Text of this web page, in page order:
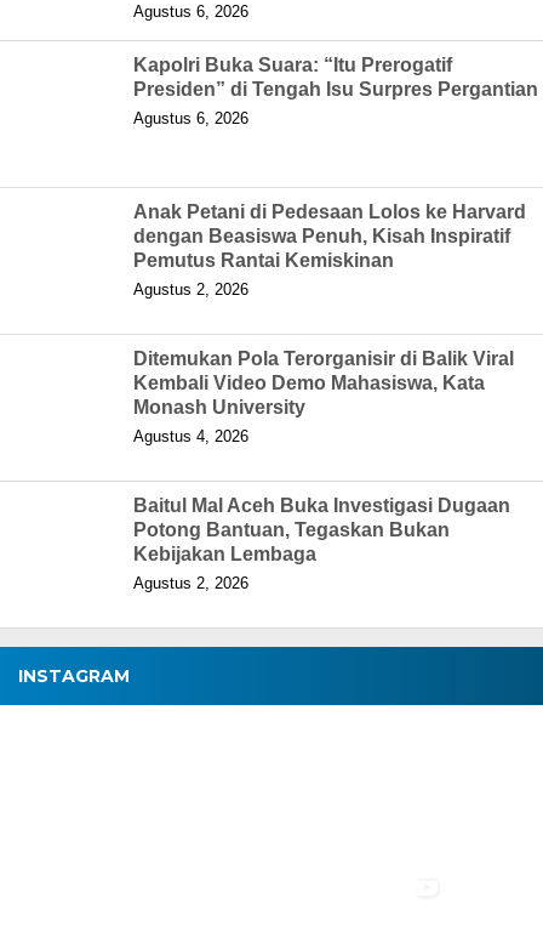
Agustus 6, 2026
Kapolri Buka Suara: “Itu Prerogatif
Presiden” di Tengah Isu Surpres Pergantian
Agustus 6, 2026
Anak Petani di Pedesaan Lolos ke Harvard
dengan Beasiswa Penuh, Kisah Inspiratif
Pemutus Rantai Kemiskinan
Agustus 2, 2026
Ditemukan Pola Terorganisir di Balik Viral
Kembali Video Demo Mahasiswa, Kata
Monash University
Agustus 4, 2026
Baitul Mal Aceh Buka Investigasi Dugaan
Potong Bantuan, Tegaskan Bukan
Kebijakan Lembaga
Agustus 2, 2026
INSTAGRAM